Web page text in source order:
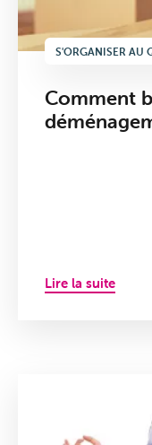
S'ORGANISER AU
Comment
Lire la suite